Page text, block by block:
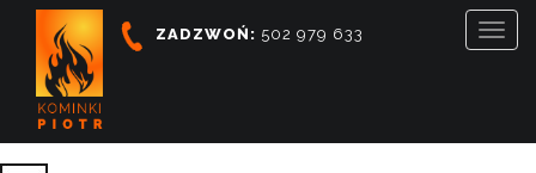
ZADZWOŃ: 502 979 633